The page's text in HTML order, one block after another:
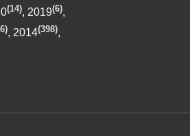
(14), 2019(6),
, 2014(398),